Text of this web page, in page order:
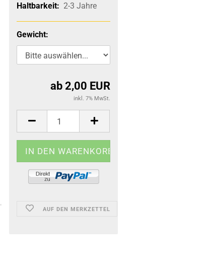
Haltbarkeit: 2-3 Jahre
Gewicht:
ab 2,00 EUR
inkl. 7% MwSt.
AUF DEN MERKZETTEL